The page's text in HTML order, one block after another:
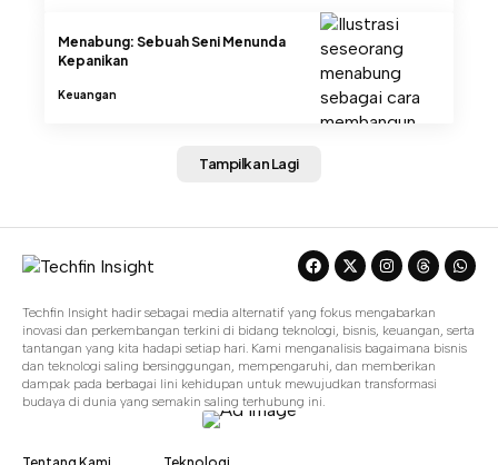
Menabung: Sebuah Seni Menunda
Kepanikan
Keuangan
Tampilkan Lagi
Techfin Insight hadir sebagai media alternatif yang fokus mengabarkan
inovasi dan perkembangan terkini di bidang teknologi, bisnis, keuangan, serta
tantangan yang kita hadapi setiap hari. Kami menganalisis bagaimana bisnis
dan teknologi saling bersinggungan, mempengaruhi, dan memberikan
dampak pada berbagai lini kehidupan untuk mewujudkan transformasi
budaya di dunia yang semakin saling terhubung ini.